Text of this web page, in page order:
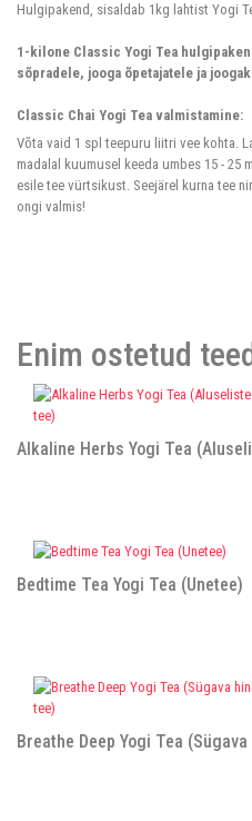
Hulgipakend, sisaldab 1kg lahtist Yogi
1-kilone Classic Yogi Tea
sõpradele, jooga õpetajatele ja
Classic Chai Yogi Tea valmistamine:
Võta vaid 1 spl teepuru liitri vee kohta.
madalal kuumusel keeda umbes 15 - 25
esile tee vürtsikust. Seejärel kurna tee
ongi valmis!
Enim ostetud
Alkaline Herbs Yogi Tea
Bedtime Tea Yogi Tea (Unetee)
Breathe Deep Yogi Tea